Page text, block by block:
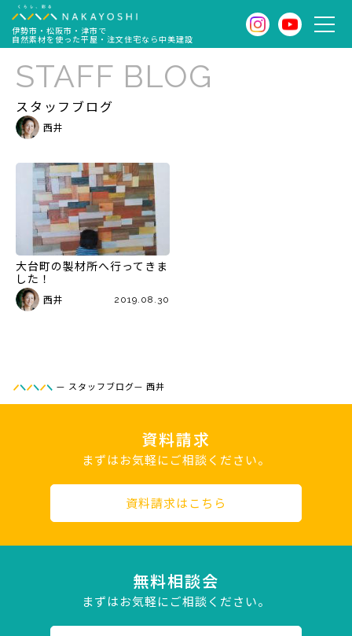
伊勢市・松阪市・津市で
自然素材を使った平屋・注文住宅なら中美建設
STAFF BLOG
スタッフブログ
西井
大台町の製材所へ行ってきま
した！
西井 2019.08.30
— スタッフブログ— 西井
資料請求
まずはお気軽にご相談ください。
資料請求はこちら
無料相談会
まずはお気軽にご相談ください。